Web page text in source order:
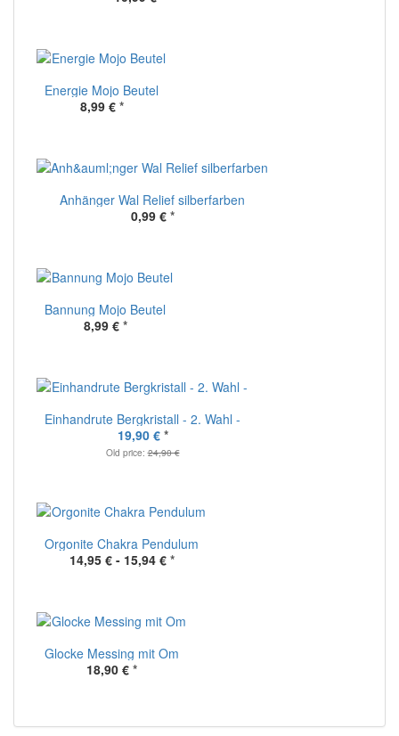
Energie Mojo Beutel
8,99 € *
Anhänger Wal Relief silberfarben
0,99 € *
Bannung Mojo Beutel
8,99 € *
Einhandrute Bergkristall - 2. Wahl -
19,90 € *
Old price:24,90 €
Orgonite Chakra Pendulum
14,95 € - 15,94 € *
Glocke Messing mit Om
18,90 € *